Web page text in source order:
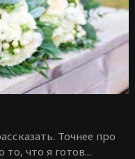
Точнее про
что я готов...